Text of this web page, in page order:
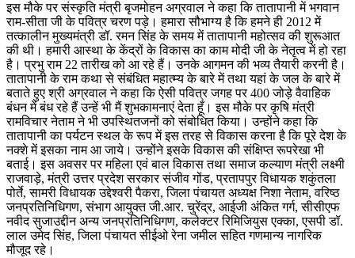
इस मौके पर संस्कृति मंत्री बृजमोहन अग्रवाल ने कहा कि तातापानी में भगवान
राम-सीता जी के पवित्र चरण पड़े। हमारा सौभाग्य है कि हमने ही 2012 में
तत्कालीन मुख्यमंत्री डॉ. रमन सिंह के समय में तातापानी महोत्सव की शुरूआत
की थी। हमारी आस्था के केंद्रों के विकास का काम मोदी जी के नेतृत्व में हो रहा
है। प्रभु राम 22 तारीख को आ रहे हैं। उनके आगमन की भव्य तैयारी करनी है।
तातापानी के राम कथा से संबंधित महात्म्य के बारे में तथा यहां के जल के बारे में
बताते हुए श्री अग्रवाल ने कहा कि ऐसी पवित्र जगह पर 400 जोड़े वैवाहिक
बंधन में बंध रहे हैं उन्हें भी मैं शुभकामनाएं देता हूँ। इस मौके पर कृषि मंत्री
रामविचार नेताम ने भी उपस्थितजनों को संबोधित किया। उन्होंने कहा कि
तातापानी का पर्यटन स्थल के रूप में इस तरह से विकास करना है कि पूरे देश के
नक्शे में इसका नाम आ जाये। उन्होंने इसके विकास की संक्षिप्त रूपरेखा भी
बताई। इस अवसर पर महिला एवं बाल विकास तथा समाज कल्याण मंत्री लक्ष्मी
राजवाड़े, मंत्री उत्तर प्रदेश सरकार संजीव गोंड, प्रतापपुर विधायक शकुंतला
पोर्ते, सामरी विधायक उद्देश्वरी पैकरा, जिला पंचायत अध्यक्ष निशा नेताम, वरिष्ठ
जनप्रतिनिधिगण, संभाग आयुक्त जी.आर. चुरेंद्र, आईजी अंकित गर्ग, सीसीएफ
नवीद सुजाउद्दीन अन्य जनप्रतिनिधिगण, कलेक्टर रिमिजियुस एक्का, एसपी डॉ.
लाल उमेद सिंह, जिला पंचायत सीईओ रेना जमील सहित गणमान्य नागरिक
मौजूद रहे।